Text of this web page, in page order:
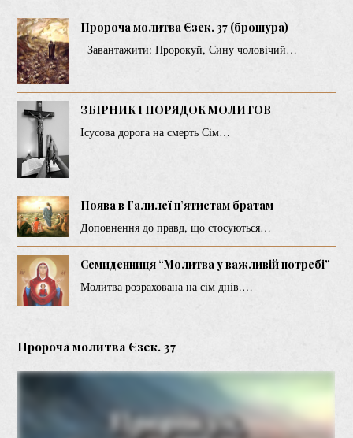
Пророча молитва Єзек. 37 (брошура)
Завантажити: Пророкуй, Сину чоловічий…
ЗБІРНИК І ПОРЯДОК МОЛИТОВ
Ісусова дорога на смерть Сім…
Поява в Галилеї п’ятистам братам
Доповнення до правд, що стосуються…
Семиденниця “Молитва у важливій потребі”
Молитва розрахована на сім днів.…
Пророча молитва Єзек. 37